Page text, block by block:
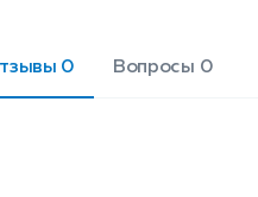
0 Вопросы 0